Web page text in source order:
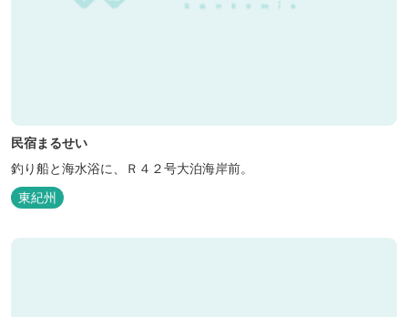
民宿まるせい
釣り船と海水浴に、Ｒ４２号大泊海岸前。
東紀州